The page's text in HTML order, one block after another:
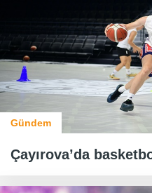
Gündem
Çayırova’da